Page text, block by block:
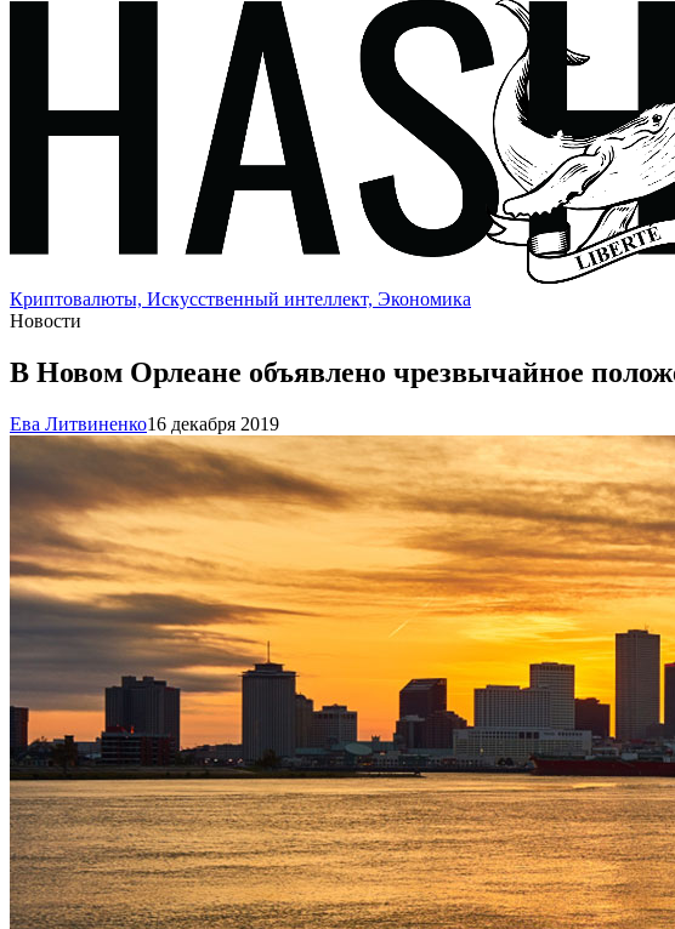
Криптовалюты, Искусственный интеллект, Экономика
Новости
В Новом Орлеане объявлено чрезвычайное
Ева Литвиненко16 декабря 2019